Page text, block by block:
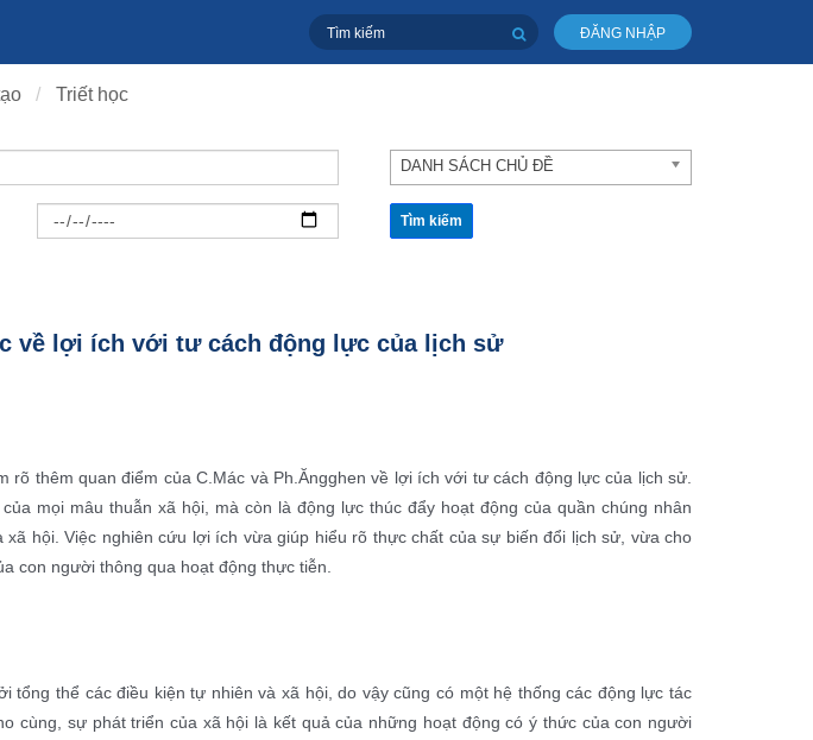
ĐĂNG NHẬP
Triết học
DANH SÁCH CHỦ ĐỀ
Tìm kiếm
về lợi ích với tư cách động lực của lịch sử
rõ thêm quan điểm của C.Mác và Ph.Ăngghen về lợi ích với tư cách động lực của lịch sử.
mọi mâu thuẫn xã hội, mà còn là động lực thúc đẩy hoạt động của quần chúng nhân
hội. Việc nghiên cứu lợi ích vừa giúp hiểu rõ thực chất của sự biến đổi lịch sử, vừa cho
con người thông qua hoạt động thực tiễn.
tổng thể các điều kiện tự nhiên và xã hội, do vậy cũng có một hệ thống các động lực tác
cùng, sự phát triển của xã hội là kết quả của những hoạt động có ý thức của con người